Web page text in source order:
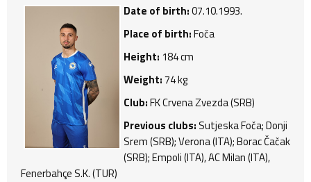
Date of birth:07.10.1993.
Place of birth:Foča
Height: 184 cm
Weight:74 kg
Club:FK Crvena Zvezda (SRB)
Previous clubs:Sutjeska Foča; Donji
Srem (SRB); Verona (ITA); Borac Čačak
(SRB); Empoli (ITA), AC Milan (ITA),
Fenerbahçe S.K. (TUR)